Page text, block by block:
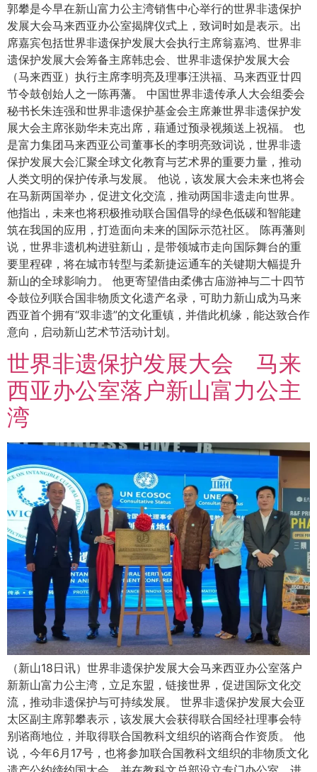
郭攀是今早在新山富力公主湾销售中心举行的世界非遗保护
发展大会马来西亚办公室揭牌仪式上，致词时如是表示。出
席嘉宾包括世界非遗保护发展大会执行主席翁嘉鸿、世界非
遗保护发展大会筹备主席韩忠会、世界非遗保护发展大会
（马来西亚）执行主席李明亮及理事汪洪福、马来西亚廿四
节令鼓创始人之一陈再藩。 中国世界非遗传承人大会组委会
秘书长朱连强和世界非遗保护基金会主席兼世界非遗保护发
展大会主席张勋华未克出席，藉通过预录视频送上祝福。 也
是富力集团马来西亚公司董事长的李明亮致词说，世界非遗
保护发展大会汇聚全球文化教育与艺术界的重要力量，推动
人类文明的保护传承与发展。 他说，该发展大会未来也将会
在马新两国举办，促进文化交流，推动两国非遗走向世界。
他指出，未来也将积极推动联合国倡导的绿色低碳和智能建
筑在我国的应用，打造面向未来的国际示范社区。 陈再藩则
说，世界非遗机构进驻新山，是带领城市走向国际舞台的重
要里程碑，将在城市转型与柔新捷运通车的关键期大幅提升
新山的全球影响力。 他更寄望借由柔佛古庙游神与二十四节
令鼓位列联合国非物质文化遗产名录，可助力新山成为马来
西亚首个拥有“双非遗”的文化重镇，并借此机缘，能达致合作
意向，启动新山艺术节活动计划。
世界非遗保护发展大会 马来
西亚办公室落户新山富力公主
湾
（新山18日讯）世界非遗保护发展大会马来西亚办公室落户
新新山富力公主湾，立足东盟，链接世界，促进国际文化交
流，推动非遗保护与可持续发展。 世界非遗保护发展大会亚
太区副主席郭攀表示，该发展大会获得联合国经社理事会特
别谘商地位，并取得联合国教科文组织的谘商合作资质。 他
说，今年6月17号，也将参加联合国教科文组织的非物质文化